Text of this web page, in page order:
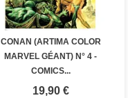
CONAN (ARTIMA COLOR
MARVEL GÉANT) N° 4 -
COMICS...
Prix
19,90 €